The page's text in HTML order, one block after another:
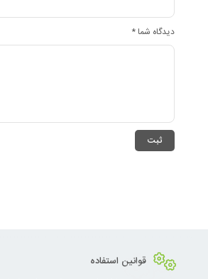
دیدگاه شما *
قوانین استفاده